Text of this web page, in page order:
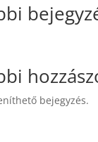
bejegyzés.